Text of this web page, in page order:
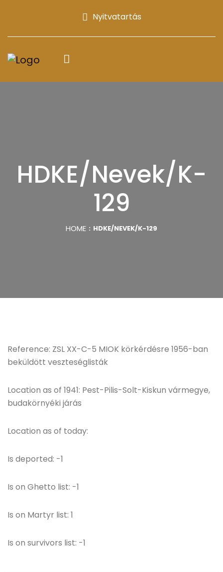
Nyitvatartás
HDKE/Nevek/K-
129
HOME HDKE/NEVEK/K-129
Reference: ZSL XX-C-5 MIOK körkérdésre 1956-ban
beküldött veszteséglisták
Location as of 1941: Pest-Pilis-Solt-Kiskun vármegye,
budakörnyéki járás
Location as of today:
Is deported: -1
Is on Ghetto list: -1
Is on Martyr list: 1
Is on survivors list: -1